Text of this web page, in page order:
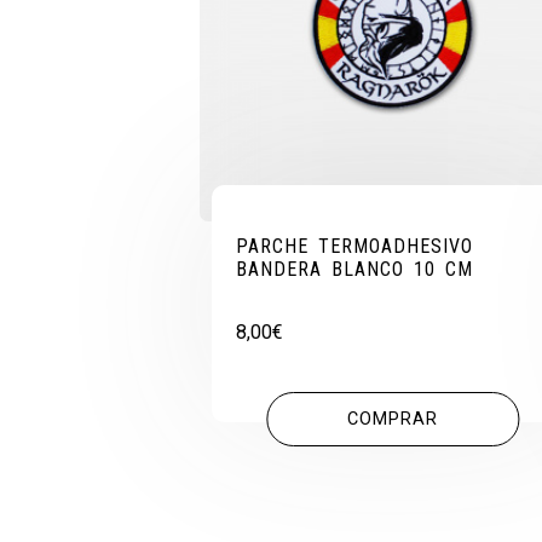
PARCHE TERMOADHESIVO
BANDERA BLANCO 10 CM
8,00€
COMPRAR